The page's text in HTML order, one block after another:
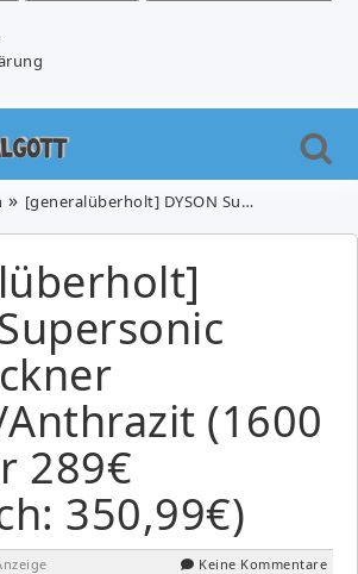
[generalüberholt] DYSON Supersonic Haartrockner Fuchsia/Anthrazit (1600 Watt) für 289€ (Vergleich: 350,99€)
(1600
289€
350,99€)
Keine Kommentare